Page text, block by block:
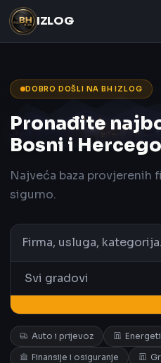
IZLOG
DOBRO DOŠLI NA BH IZLOG
Pronađite
Bosni i
Najveća baza provjerenih
sigurno.
Auto i prijevoz
Finansije i osiguranje